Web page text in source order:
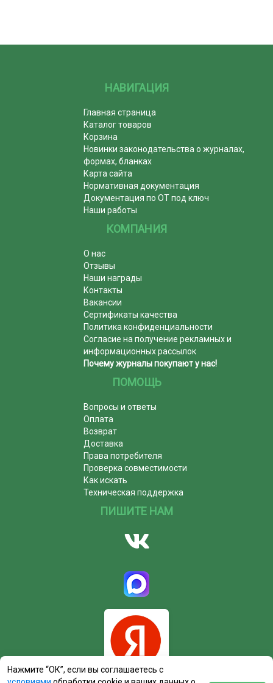
НАВИГАЦИЯ
Главная страница
Каталог товаров
Корзина
Новинки законодательства о журналах,
формах, бланках
Карта сайта
Нормативная документация
Документация по ОТ под ключ
Наши работы
КОМПАНИЯ
О нас
Отзывы
Наши награды
Контакты
Вакансии
Сертификаты качества
Политика конфиденциальности
Согласие на получение рекламных и
информационных рассылок
Почему журналы покупают у нас!
ПОМОЩЬ
Вопросы и ответы
Оплата
Возврат
Доставка
Права потребителя
Проверка совместимости
Как искать
Техническая поддержка
ПИШИТЕ НАМ
Нажмите “ОК”, если вы соглашаетесь с